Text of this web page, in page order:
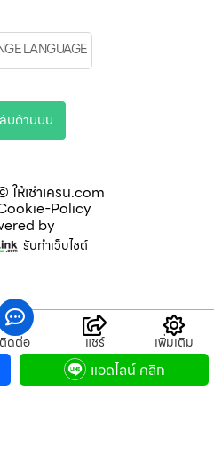
ห้เช่าเครน.com
Policy
by
รับทำเว็บไซต์
LANGUAGE
บด้านบน
ติดต่อ แชร์ เพิ่มเติม
แอดไลน์ คลิก